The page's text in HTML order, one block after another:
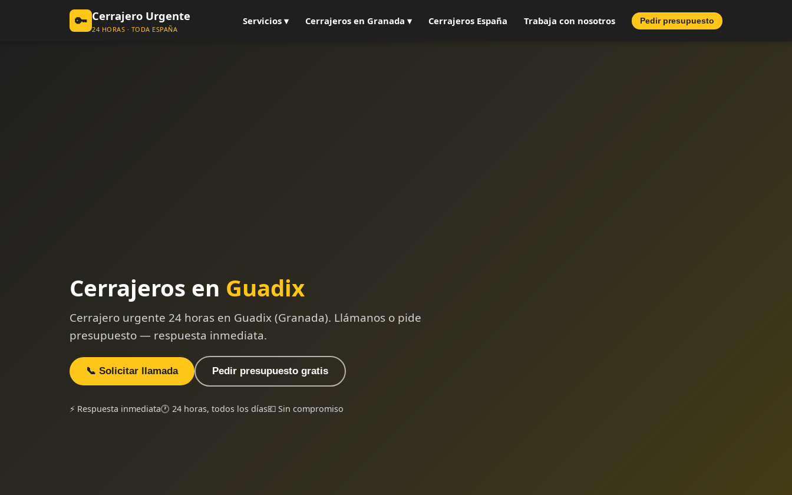
🔑 Cerrajero Urgente
24 HORAS · TODA ESPAÑA
Servicios ▾ Cerrajeros en Granada ▾ Cerrajeros España Trabaja con nosotros Pedir presupuesto
Cerrajeros en Guadix
Cerrajero urgente 24 horas en Guadix (Granada). Llámanos o pide
presupuesto — respuesta inmediata.
📞 Solicitar llamada Pedir presupuesto gratis
⚡ Respuesta inmediata🕐 24 horas, todos los días💶 Sin compromiso